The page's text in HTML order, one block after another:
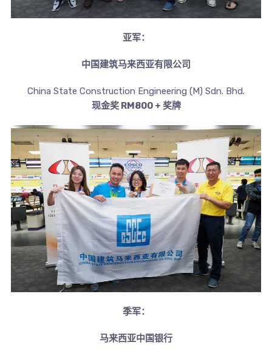
亚军：
中国建筑马来西亚有限公司
China State Construction Engineering (M) Sdn. Bhd.
现金奖 RM800 + 奖牌
季军：
马来西亚中国银行